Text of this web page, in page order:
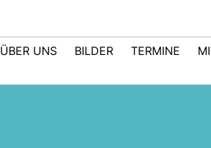
ÜBER UNS BILDER TERMINE